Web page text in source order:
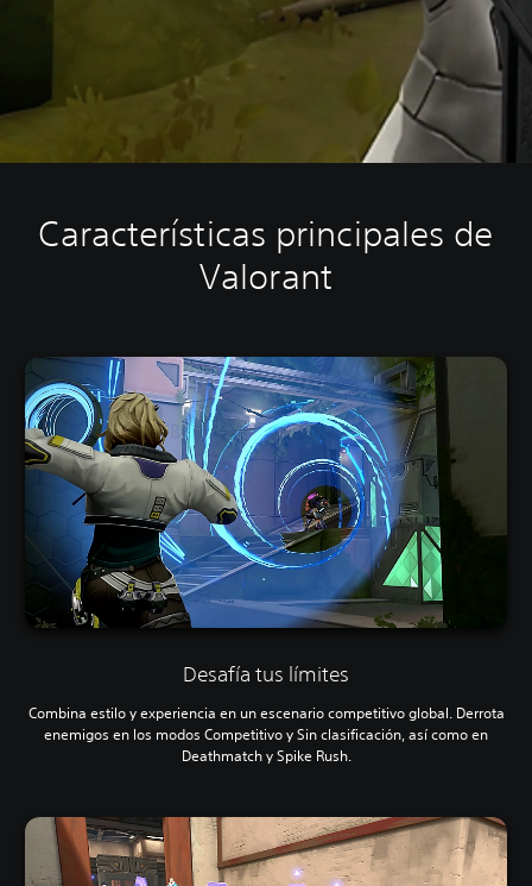
Características principales de
Valorant
Desafía tus límites
Combina estilo y experiencia en un escenario competitivo global. Derrota
enemigos en los modos Competitivo y Sin clasificación, así como en
Deathmatch y Spike Rush.